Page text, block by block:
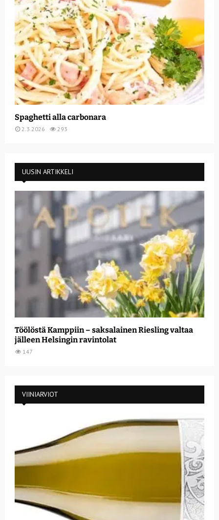
Spaghetti alla carbonara
2.3.2026 293
UUSIN ARTIKKELI
Töölöstä Kamppiin – saksalainen Riesling valtaa
jälleen Helsingin ravintolat
147
VIINIARVIOT